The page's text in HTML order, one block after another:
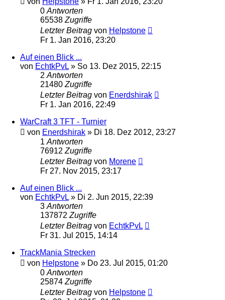
0 Antworten
65538 Zugriffe
Letzter Beitrag von Helpstone
Fr 1. Jan 2016, 23:20
Auf einen Blick ...
von EchtkPvL » So 13. Dez 2015, 22:15
2 Antworten
21480 Zugriffe
Letzter Beitrag von Enerdshirak
Fr 1. Jan 2016, 22:49
WarCraft 3 TFT - Turnier
von Enerdshirak » Di 18. Dez 2012, 23:27
1 Antworten
76912 Zugriffe
Letzter Beitrag von Morene
Fr 27. Nov 2015, 23:17
Auf einen Blick ...
von EchtkPvL » Di 2. Jun 2015, 22:39
3 Antworten
137872 Zugriffe
Letzter Beitrag von EchtkPvL
Fr 31. Jul 2015, 14:14
TrackMania Strecken
von Helpstone » Do 23. Jul 2015, 01:20
0 Antworten
25874 Zugriffe
Letzter Beitrag von Helpstone